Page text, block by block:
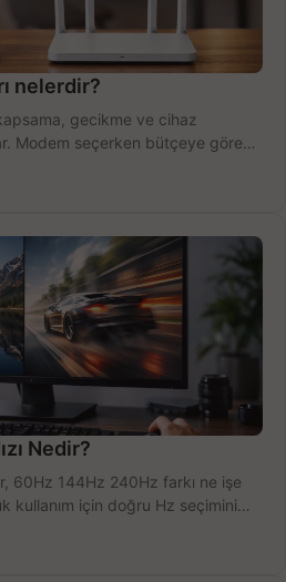
nelerdir?
gecikme ve cihaz
Modem seçerken bütçeye göre
Nedir?
60Hz 144Hz 240Hz farkı ne işe
kullanım için doğru Hz seçimini